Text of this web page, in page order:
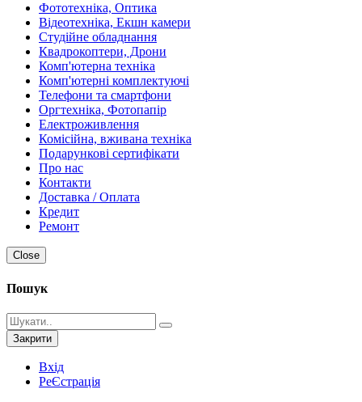
Фототехніка, Оптика
Відеотехніка, Екшн камери
Студійне обладнання
Квадрокоптери, Дрони
Комп'ютерна техніка
Комп'ютерні комплектуючі
Телефони та смартфони
Оргтехніка, Фотопапір
Електроживлення
Комісійна, вживана техніка
Подарункові сертифікати
Про нас
Контакти
Доставка / Оплата
Кредит
Ремонт
Close
Пошук
Закрити
Вхід
РеЄстрація